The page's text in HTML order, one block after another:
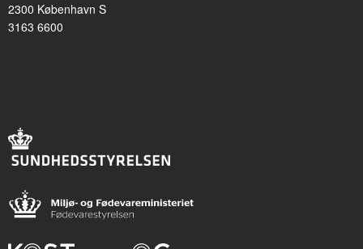
2300 København S
3163 6600